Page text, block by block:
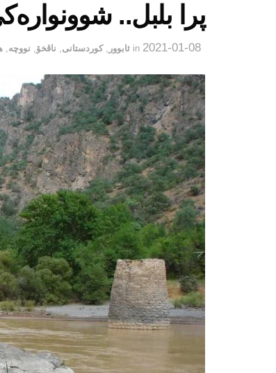
پرا بلبل..
2021-01-08
in ئابوور ,كوردستانى ناڤخۆ نووچه‌